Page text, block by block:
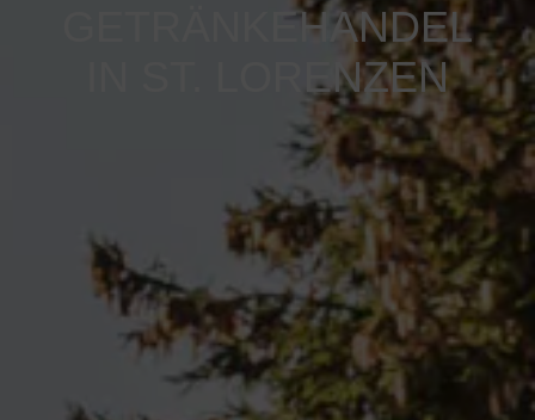
GETRÄNKEHANDEL
IN ST. LORENZEN